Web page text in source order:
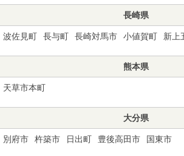
長崎県
波佐見町 長与町 長崎対馬市 小値賀町 新上
熊本県
天草市本町
大分県
別府市 杵築市 日出町 豊後高田市 国東市